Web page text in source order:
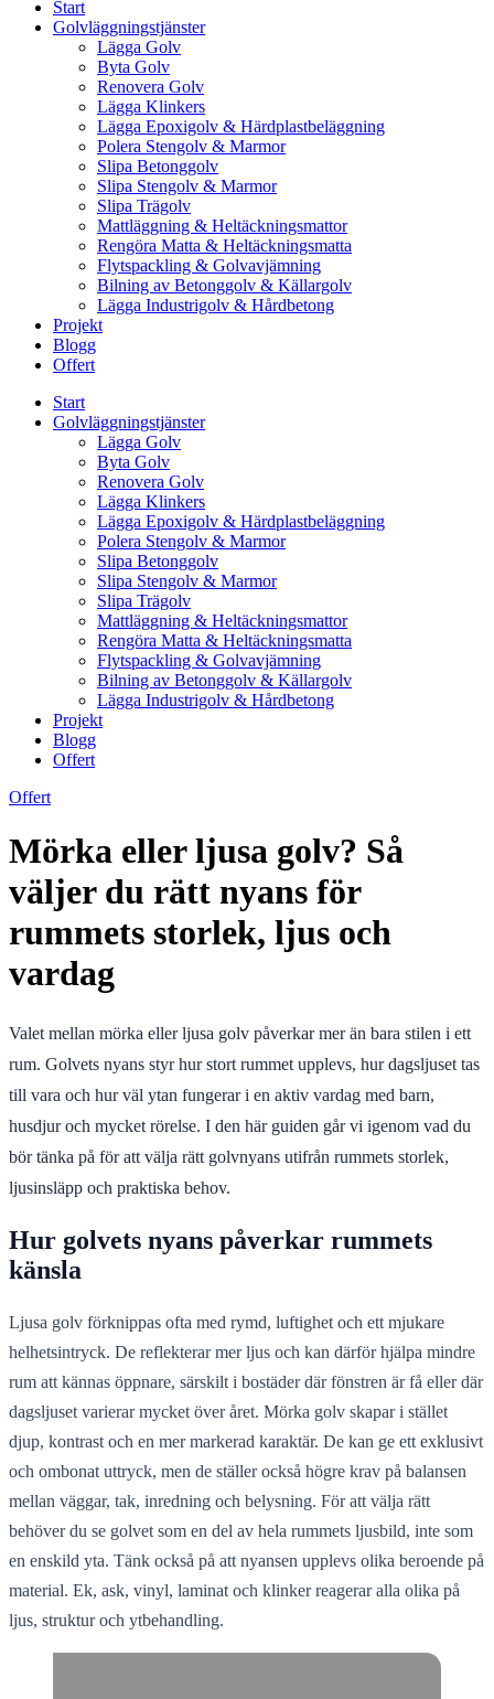
Start
Golvläggningstjänster
Lägga Golv
Byta Golv
Renovera Golv
Lägga Klinkers
Lägga Epoxigolv & Härdplastbeläggning
Polera Stengolv & Marmor
Slipa Betonggolv
Slipa Stengolv & Marmor
Slipa Trägolv
Mattläggning & Heltäckningsmattor
Rengöra Matta & Heltäckningsmatta
Flytspackling & Golvavjämning
Bilning av Betonggolv & Källargolv
Lägga Industrigolv & Hårdbetong
Projekt
Blogg
Offert
Start
Golvläggningstjänster
Lägga Golv
Byta Golv
Renovera Golv
Lägga Klinkers
Lägga Epoxigolv & Härdplastbeläggning
Polera Stengolv & Marmor
Slipa Betonggolv
Slipa Stengolv & Marmor
Slipa Trägolv
Mattläggning & Heltäckningsmattor
Rengöra Matta & Heltäckningsmatta
Flytspackling & Golvavjämning
Bilning av Betonggolv & Källargolv
Lägga Industrigolv & Hårdbetong
Projekt
Blogg
Offert
Offert
Mörka eller ljusa golv? Så
väljer du rätt nyans för
rummets storlek, ljus och
vardag
Valet mellan mörka eller ljusa golv påverkar mer än bara stilen i ett
rum. Golvets nyans styr hur stort rummet upplevs, hur dagsljuset tas
till vara och hur väl ytan fungerar i en aktiv vardag med barn,
husdjur och mycket rörelse. I den här guiden går vi igenom vad du
bör tänka på för att välja rätt golvnyans utifrån rummets storlek,
ljusinsläpp och praktiska behov.
Hur golvets nyans påverkar rummets
känsla
Ljusa golv förknippas ofta med rymd, luftighet och ett mjukare
helhetsintryck. De reflekterar mer ljus och kan därför hjälpa mindre
rum att kännas öppnare, särskilt i bostäder där fönstren är få eller där
dagsljuset varierar mycket över året. Mörka golv skapar i stället
djup, kontrast och en mer markerad karaktär. De kan ge ett exklusivt
och ombonat uttryck, men de ställer också högre krav på balansen
mellan väggar, tak, inredning och belysning. För att välja rätt
behöver du se golvet som en del av hela rummets ljusbild, inte som
en enskild yta. Tänk också på att nyansen upplevs olika beroende på
material. Ek, ask, vinyl, laminat och klinker reagerar alla olika på
ljus, struktur och ytbehandling.